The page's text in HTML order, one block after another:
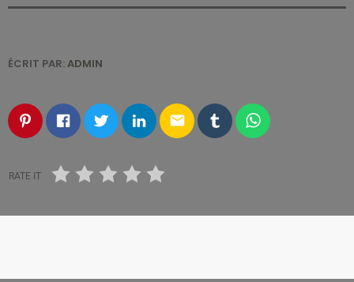
ÉCRIT PAR:ADMIN
email
RATE IT